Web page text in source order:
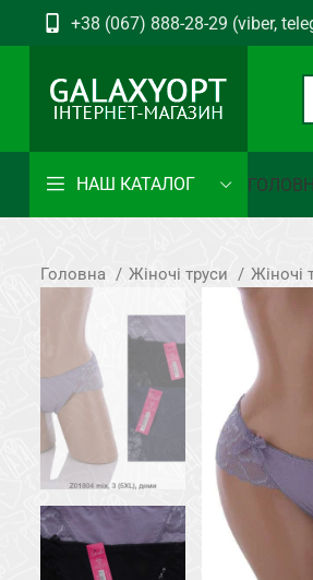
+38 (067) 888-28-29 (viber,
НАШ КАТАЛОГ
Головна Жіночі труси Жіночі